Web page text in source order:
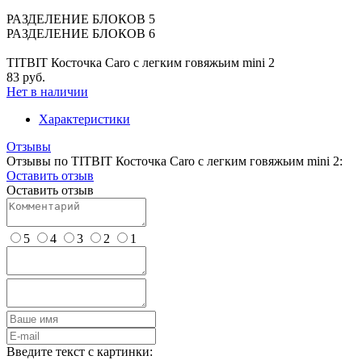
РАЗДЕЛЕНИЕ БЛОКОВ 5
РАЗДЕЛЕНИЕ БЛОКОВ 6
TITBIT Косточка Caro с легким говяжьим mini 2
83 руб.
Нет в наличии
Характеристики
Отзывы
Отзывы по TITBIT Косточка Caro с легким говяжьим mini 2:
Оставить отзыв
Оставить отзыв
5 4 3 2 1
Введите текст с картинки: